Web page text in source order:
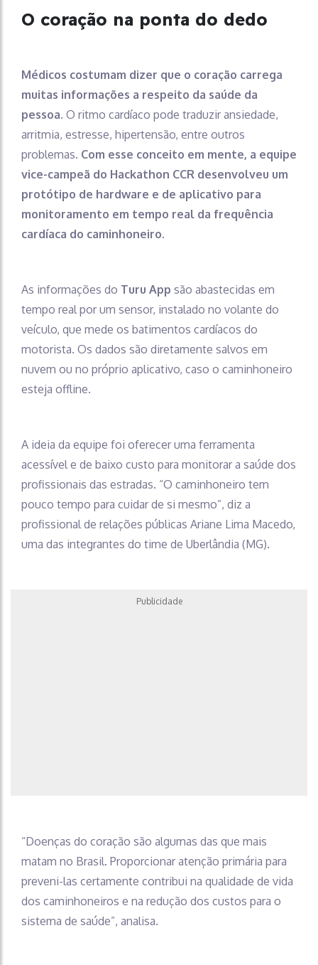
O coração na ponta do dedo
Médicos costumam dizer que o coração carrega
muitas informações a respeito da saúde da
pessoa. O ritmo cardíaco pode traduzir ansiedade,
arritmia, estresse, hipertensão, entre outros
problemas. Com esse conceito em mente, a equipe
vice-campeã do Hackathon CCR desenvolveu um
protótipo de hardware e de aplicativo para
monitoramento em tempo real da frequência
cardíaca do caminhoneiro.
As informações do Turu App são abastecidas em
tempo real por um sensor, instalado no volante do
veículo, que mede os batimentos cardíacos do
motorista. Os dados são diretamente salvos em
nuvem ou no próprio aplicativo, caso o caminhoneiro
esteja offline.
A ideia da equipe foi oferecer uma ferramenta
acessível e de baixo custo para monitorar a saúde dos
profissionais das estradas. “O caminhoneiro tem
pouco tempo para cuidar de si mesmo”, diz a
profissional de relações públicas Ariane Lima Macedo,
uma das integrantes do time de Uberlândia (MG).
Publicidade
“Doenças do coração são algumas das que mais
matam no Brasil. Proporcionar atenção primária para
preveni-las certamente contribui na qualidade de vida
dos caminhoneiros e na redução dos custos para o
sistema de saúde”, analisa.